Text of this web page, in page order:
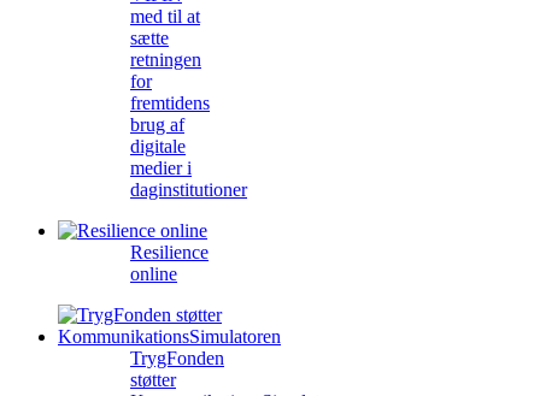
med til at
sætte
retningen
for
fremtidens
brug af
digitale
medier i
daginstitutioner
Resilience
online
TrygFonden
støtter